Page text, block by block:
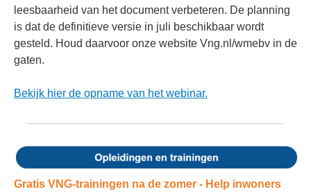
leesbaarheid van het document verbeteren. De planning
is dat de definitieve versie in juli beschikbaar wordt
gesteld. Houd daarvoor onze website Vng.nl/wmebv in de
gaten.
Bekijk hier de opname van het webinar.
Gratis VNG-trainingen na de zomer - Help inwoners